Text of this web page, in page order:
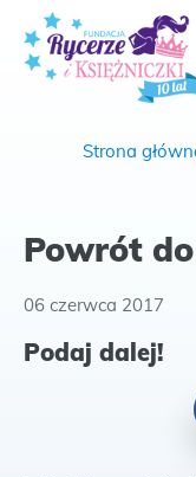
Strona
Powrót
06 czerwca 2017
Podaj dalej!